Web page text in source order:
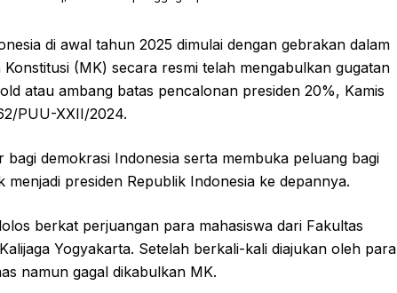
di awal tahun 2025 dimulai dengan gebrakan dalam
(MK) secara resmi telah mengabulkan gugatan
atau ambang batas pencalonan presiden 20%, Kamis
PUU-XXII/2024.
bagi demokrasi Indonesia serta membuka peluang bagi
presiden Republik Indonesia ke depannya.
berkat perjuangan para mahasiswa dari Fakultas
Yogyakarta. Setelah berkali-kali diajukan oleh para
namun gagal dikabulkan MK.